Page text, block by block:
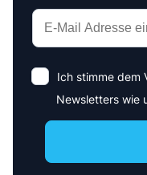
Ich stimme dem
Newsletters wie